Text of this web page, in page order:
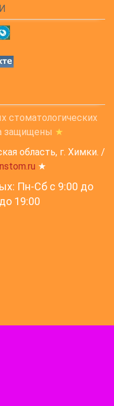
стоматологических
защищены ★
область, г. Химки. /
★
Пн-Сб с 9:00 до
19:00